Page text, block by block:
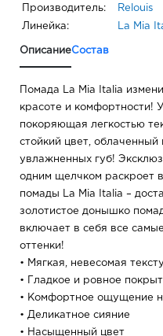
Производитель: Relouis
Линейка: La Mia
ОписаниеСостав
Помада La Mia Italia
красоте и комфортности!
покоряющая легкостью
стойкий цвет, облаченный
увлажненных губ!
одним щелчком раскроет
помады La Mia Italia –
золотистое донышко
включает в себя все
оттенки!
• Мягкая, невесомая
• Гладкое и ровное
• Комфортное ощущение
• Деликатное сияние
• Насыщенный цвет